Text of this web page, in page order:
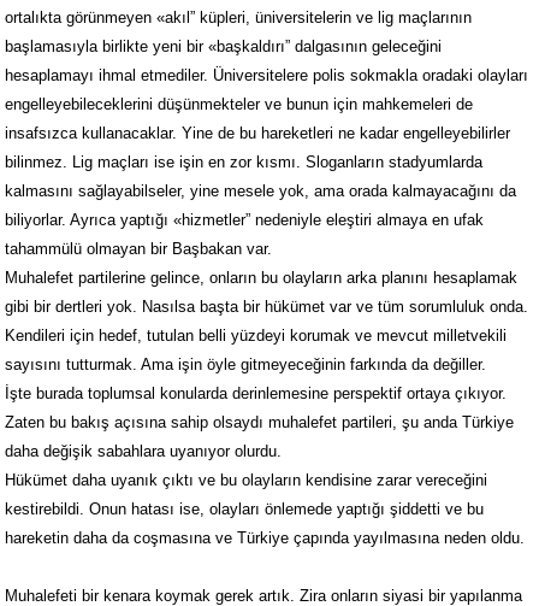
ortalıkta görünmeyen «akıl” küpleri, üniversitelerin ve lig maçlarının
başlamasıyla birlikte yeni bir «başkaldırı” dalgasının geleceğini
hesaplamayı ihmal etmediler. Üniversitelere polis sokmakla oradaki olayları
engelleyebileceklerini düşünmekteler ve bunun için mahkemeleri de
insafsızca kullanacaklar. Yine de bu hareketleri ne kadar engelleyebilirler
bilinmez. Lig maçları ise işin en zor kısmı. Sloganların stadyumlarda
kalmasını sağlayabilseler, yine mesele yok, ama orada kalmayacağını da
biliyorlar. Ayrıca yaptığı «hizmetler” nedeniyle eleştiri almaya en ufak
tahammülü olmayan bir Başbakan var.
Muhalefet partilerine gelince, onların bu olayların arka planını hesaplamak
gibi bir dertleri yok. Nasılsa başta bir hükümet var ve tüm sorumluluk onda.
Kendileri için hedef, tutulan belli yüzdeyi korumak ve mevcut milletvekili
sayısını tutturmak. Ama işin öyle gitmeyeceğinin farkında da değiller.
İşte burada toplumsal konularda derinlemesine perspektif ortaya çıkıyor.
Zaten bu bakış açısına sahip olsaydı muhalefet partileri, şu anda Türkiye
daha değişik sabahlara uyanıyor olurdu.
Hükümet daha uyanık çıktı ve bu olayların kendisine zarar vereceğini
kestirebildi. Onun hatası ise, olayları önlemede yaptığı şiddetti ve bu
hareketin daha da coşmasına ve Türkiye çapında yayılmasına neden oldu.
Muhalefeti bir kenara koymak gerek artık. Zira onların siyasi bir yapılanma